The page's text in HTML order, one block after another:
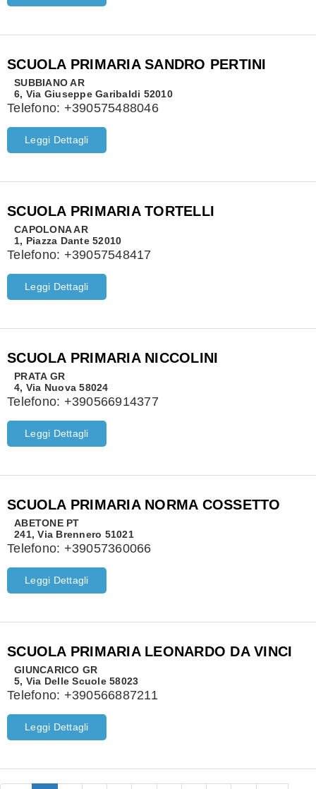
SCUOLA PRIMARIA SANDRO PERTINI
SUBBIANO AR
6, Via Giuseppe Garibaldi 52010
Telefono: +390575488046
Leggi Dettagli
SCUOLA PRIMARIA TORTELLI
CAPOLONA AR
1, Piazza Dante 52010
Telefono: +39057548417
Leggi Dettagli
SCUOLA PRIMARIA NICCOLINI
PRATA GR
4, Via Nuova 58024
Telefono: +390566914377
Leggi Dettagli
SCUOLA PRIMARIA NORMA COSSETTO
ABETONE PT
241, Via Brennero 51021
Telefono: +39057360066
Leggi Dettagli
SCUOLA PRIMARIA LEONARDO DA VINCI
GIUNCARICO GR
5, Via Delle Scuole 58023
Telefono: +390566887211
Leggi Dettagli